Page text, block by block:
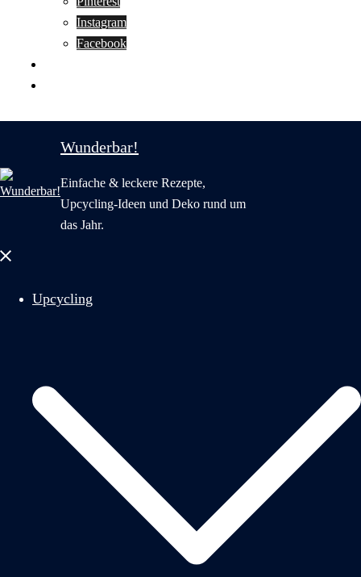
Instagram
Facebook
Wunderbar!
Einfache & leckere Rezepte,
Upcycling-Ideen und Deko rund um
das Jahr.
Menü
Upcycling